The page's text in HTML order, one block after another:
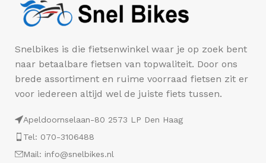
Snelbikes is die fietsenwinkel waar je op zoek bent
naar betaalbare fietsen van topwaliteit. Door ons
brede assortiment en ruime voorraad fietsen zit er
voor iedereen altijd wel de juiste fiets tussen.
Apeldoornselaan-80 2573 LP Den Haag
Tel: 070-3106488
Mail: info@snelbikes.nl